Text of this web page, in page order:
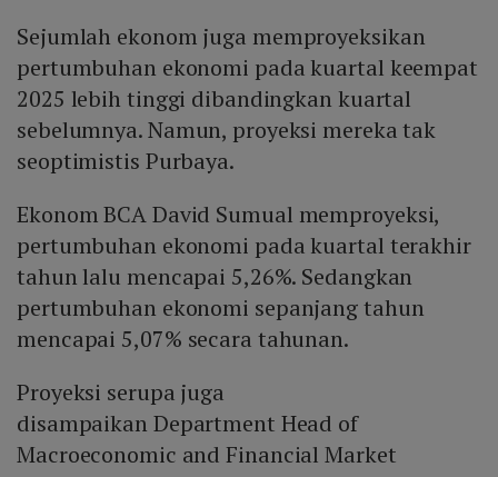
Sejumlah ekonom juga memproyeksikan
pertumbuhan ekonomi pada kuartal keempat
2025 lebih tinggi dibandingkan kuartal
sebelumnya. Namun, proyeksi mereka tak
seoptimistis Purbaya.
Ekonom BCA David Sumual memproyeksi,
pertumbuhan ekonomi pada kuartal terakhir
tahun lalu mencapai 5,26%. Sedangkan
pertumbuhan ekonomi sepanjang tahun
mencapai 5,07% secara tahunan.
Proyeksi serupa juga
disampaikan Department Head of
Macroeconomic and Financial Market